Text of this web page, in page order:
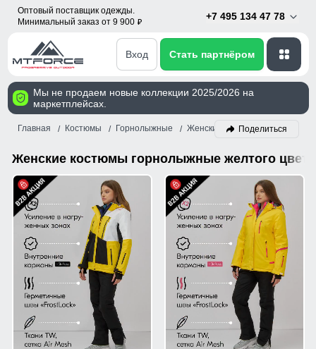
Оптовый поставщик одежды.
Минимальный заказ от 9 900 p
+7 495 134 47 78
Вход Стать партнёром
Мы не продаем новые коллекции 2025/2026 на
маркетплейсах.
Главная Костюмы Горнолыжные Женский Желтый
Поделиться
Женские костюмы горнолыжные желтого